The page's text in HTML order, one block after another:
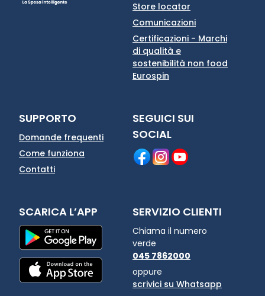
Store locator
Comunicazioni
Certificazioni - Marchi
di qualità e
sostenibilità non food
Eurospin
SUPPORTO
Domande frequenti
Come funziona
Contatti
SEGUICI SUI
SOCIAL
SCARICA L’APP SERVIZIO CLIENTI
Chiama il numero
verde
045 7862000
oppure
scrivici su Whatsapp